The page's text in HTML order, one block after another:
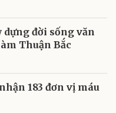
dựng đời sống văn
Thuận Bắc
183 đơn vị máu